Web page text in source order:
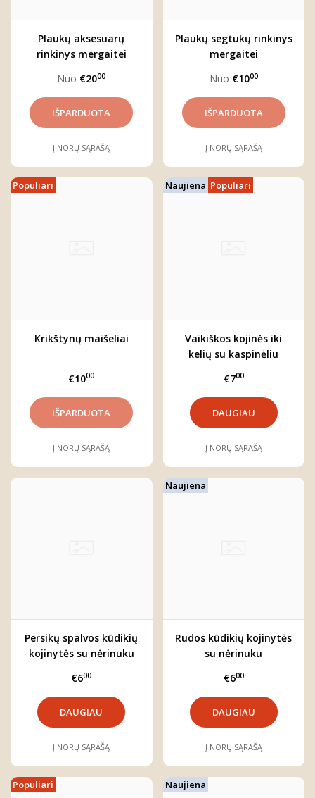
Plaukų aksesuarų
rinkinys mergaitei
Nuo €2000
Į NORŲ SĄRAŠĄ
Plaukų segtukų rinkinys
mergaitei
Nuo €1000
Į NORŲ SĄRAŠĄ
Populiari
Krikštynų maišeliai
€1000
Į NORŲ SĄRAŠĄ
Naujiena Populiari
Vaikiškos kojinės iki
kelių su kaspinėliu
€700
DAUGIAU
Į NORŲ SĄRAŠĄ
Persikų spalvos kūdikių
kojinytės su nėrinuku
€600
DAUGIAU
Į NORŲ SĄRAŠĄ
Naujiena
Rudos kūdikių kojinytės
su nėrinuku
€600
DAUGIAU
Į NORŲ SĄRAŠĄ
Populiari Naujiena